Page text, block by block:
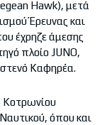
Hawk), μετά
Έρευνας και
έχρηζε άμεσης
πλοίο JUNO,
Καφηρέα.
Κοτρωνίου
όπου και